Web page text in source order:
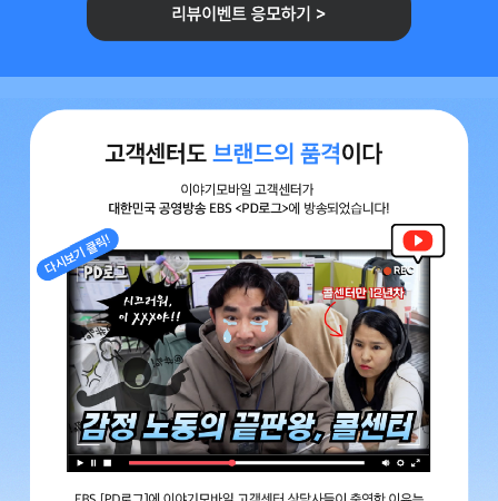
고객센터도 브랜드의 품격이다 이야기모바일 고객센터가 대한민국 공